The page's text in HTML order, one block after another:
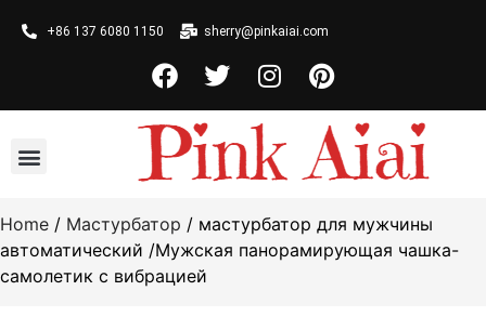
+86 137 6080 1150 sherry@pinkaiai.com
Home / Мастурбатор / мастурбатор для мужчины
автоматический /Мужская панорамирующая чашка-
самолетик с вибрацией